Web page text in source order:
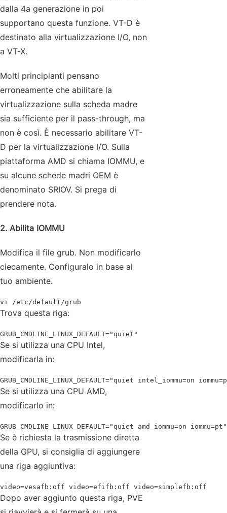
dalla 4a generazione in poi
supportano questa funzione. VT-D è
destinato alla virtualizzazione I/O, non
a VT-X.
Molti principianti pensano
erroneamente che abilitare la
virtualizzazione sulla scheda madre
sia sufficiente per il pass-through, ma
non è così. È necessario abilitare VT-
D per la virtualizzazione I/O. Sulla
piattaforma AMD si chiama IOMMU, e
su alcune schede madri OEM è
denominato SRIOV. Si prega di
prendere nota.
2. Abilita IOMMU
Modifica il file grub. Non modificarlo
ciecamente. Configuralo in base al
tuo ambiente.
vi /etc/default/grub
Trova questa riga:
GRUB_CMDLINE_LINUX_DEFAULT="quiet"
Se si utilizza una CPU Intel,
modificarla in:
GRUB_CMDLINE_LINUX_DEFAULT="quiet intel_iommu=on
Se si utilizza una CPU AMD,
modificarlo in:
GRUB_CMDLINE_LINUX_DEFAULT="quiet amd_iommu=on iommu=pt"
Se è richiesta la trasmissione diretta
della GPU, si consiglia di aggiungere
una riga aggiuntiva:
video=vesafb:off video=efifb:off video=simplefb:off
Dopo aver aggiunto questa riga, PVE